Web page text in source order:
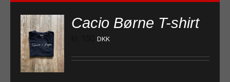
Cacio Børne T-shirt
DKK